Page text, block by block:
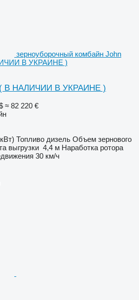
зерноуборочный комбайн John
В УКРАИНЕ )
( В НАЛИЧИИ В УКРАИНЕ )
≈ 82 220 €
Топливо дизель Объем зернового
выгрузки 4,4 м Наработка ротора
30 км/ч